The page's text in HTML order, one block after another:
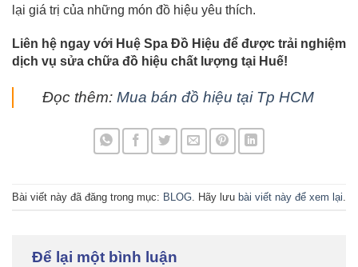
lại giá trị của những món đồ hiệu yêu thích.
Liên hệ ngay với Huệ Spa Đồ Hiệu để được trải nghiệm
dịch vụ sửa chữa đồ hiệu chất lượng tại Huế!
Đọc thêm: Mua bán đồ hiệu tại Tp HCM
Bài viết này đã đăng trong mục: BLOG . Hãy lưu bài viết này để xem lại
Để lại một bình luận